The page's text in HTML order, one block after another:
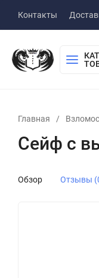
Контакты
Главная /
Сейф с
Обзор Отзывы